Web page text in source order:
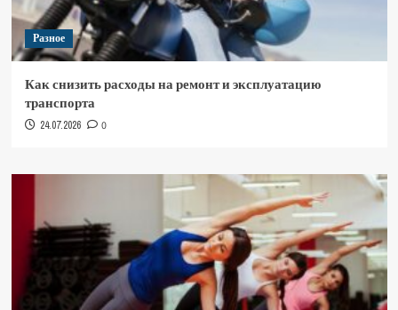
Разное
Как снизить расходы на ремонт и эксплуатацию
транспорта
24.07.2026 0